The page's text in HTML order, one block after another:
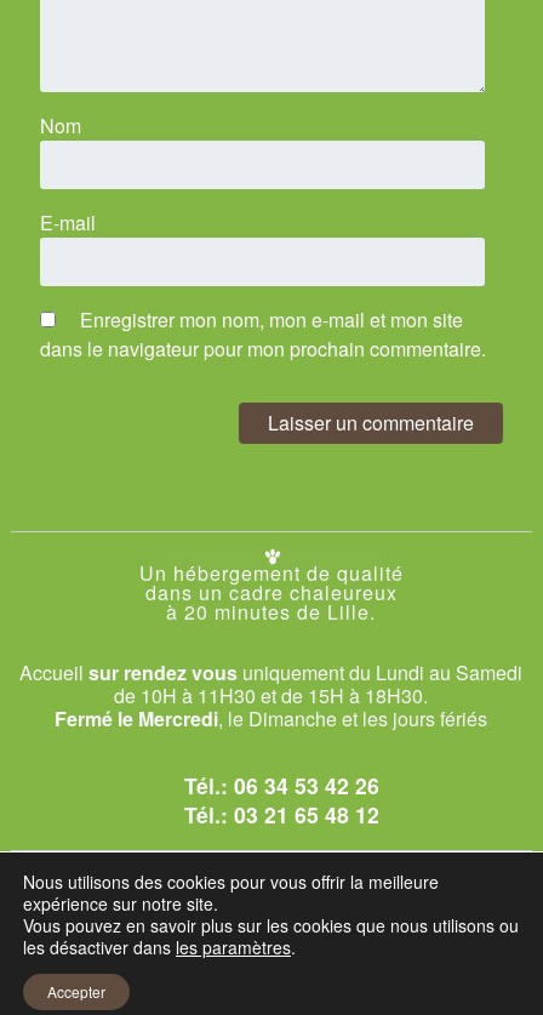
Nom
E-mail
Enregistrer mon nom, mon e-mail et mon site
dans le navigateur pour mon prochain commentaire.
Un hébergement de qualité
dans un cadre chaleureux
à 20 minutes de Lille.
Accueilsur rendez vous uniquement du Lundi au Samedi
de 10H à 11H30 et de 15H à 18H30.
Fermé le Mercredi, le Dimanche et les jours fériés
Tél.:06 34 53 42 26
Tél.:03 21 65 48 12
© 2026 Le Club des Chats
1228 rue bataille - 62840 Sailly-sur-la-Lys.
Mentions légales et C.G.U
Nous utilisons des cookies pour vous offrir la meilleure
expérience sur notre site.
Vous pouvez en savoir plus sur les cookies que nous utilisons ou
les désactiver dans les paramètres.
Accepter